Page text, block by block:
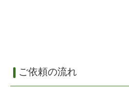
ご依頼の流れ